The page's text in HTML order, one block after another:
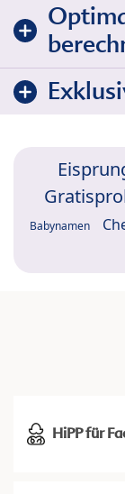
Babynamen
HiPP für